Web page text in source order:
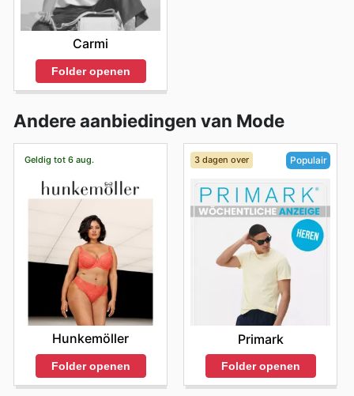
Carmi
Folder openen
Andere aanbiedingen van Mode
Geldig tot 6 aug.
Hunkemöller
Folder openen
3 dagen over Populair
Primark
Folder openen